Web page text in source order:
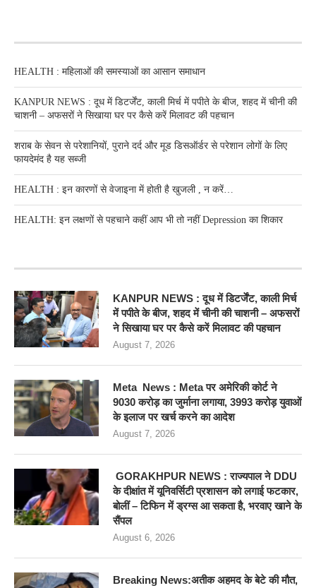
HEALTH : महिलाओं की समस्‍याओं का आसान समाधान
KANPUR NEWS : दूध में डिटर्जेंट, काली मिर्च में पपीते के बीज, शहद में चीनी की
चाशनी – अफसरों ने सिखाया घर पर कैसे करें मिलावट की पहचान
शराब के सेवन से परेशानियों, पुराने दर्द और मूड डिसऑर्डर से परेशान लोगों के लिए
फायदेमंद है यह सब्जी
HEALTH : इन कारणों से वेजाइना में होती है खुजली , न करें…
HEALTH: इन लक्षणों से पहचाने कहीं आप भी तो नहीं Depression का शिकार
KANPUR NEWS : दूध में डिटर्जेंट, काली मिर्च
में पपीते के बीज, शहद में चीनी की चाशनी – अफसरों
ने सिखाया घर पर कैसे करें मिलावट की पहचान
August 7, 2026
Meta News : Meta पर अमेरिकी कोर्ट ने
9030 करोड़ का जुर्माना लगाया, 3993 करोड़ युवाओं
के इलाज पर खर्च करने का आदेश
August 7, 2026
GORAKHPUR NEWS : राज्यपाल ने DDU
के दीक्षांत में यूनिवर्सिटी प्रशासन को लगाई फटकार,
बोलीं – टिफिन में ड्रग्स आ सकता है, भरवाए खाने के
सैंपल
August 6, 2026
Breaking News:अतीक अहमद के बेटे की मौत,